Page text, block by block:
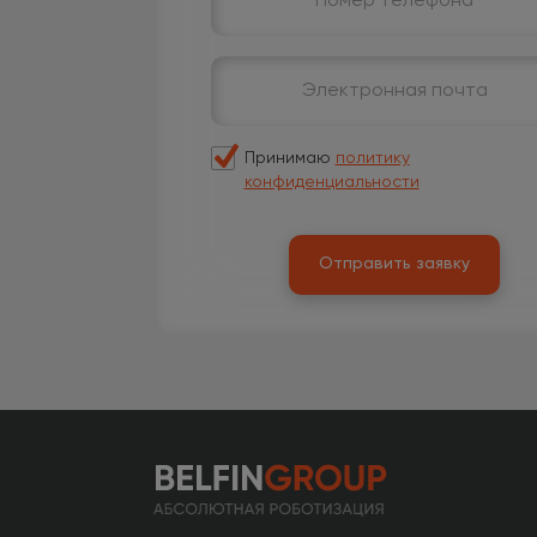
Принимаю политику
конфиденциальности